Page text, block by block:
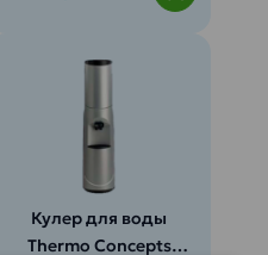
Кулер для воды
Thermo Concepts